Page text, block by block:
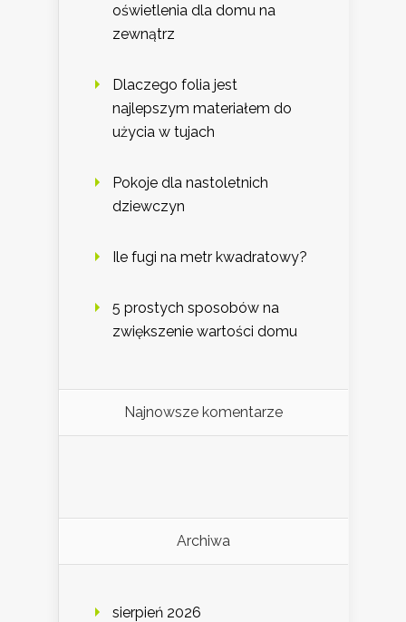
oświetlenia dla domu na
zewnątrz
Dlaczego folia jest
najlepszym materiałem do
użycia w tujach
Pokoje dla nastoletnich
dziewczyn
Ile fugi na metr kwadratowy?
5 prostych sposobów na
zwiększenie wartości domu
Najnowsze komentarze
Archiwa
sierpień 2026